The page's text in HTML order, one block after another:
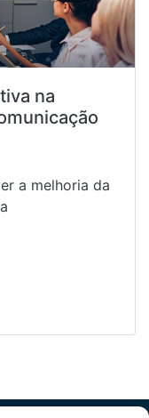
na
a melhoria da